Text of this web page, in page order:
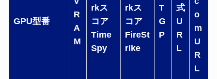
GPU型番
R
A
M
rkス
コア
Time
Spy
rkス
コア
FireSt
rike
T
G
P
式
U
R
L
o
m
U
R
L